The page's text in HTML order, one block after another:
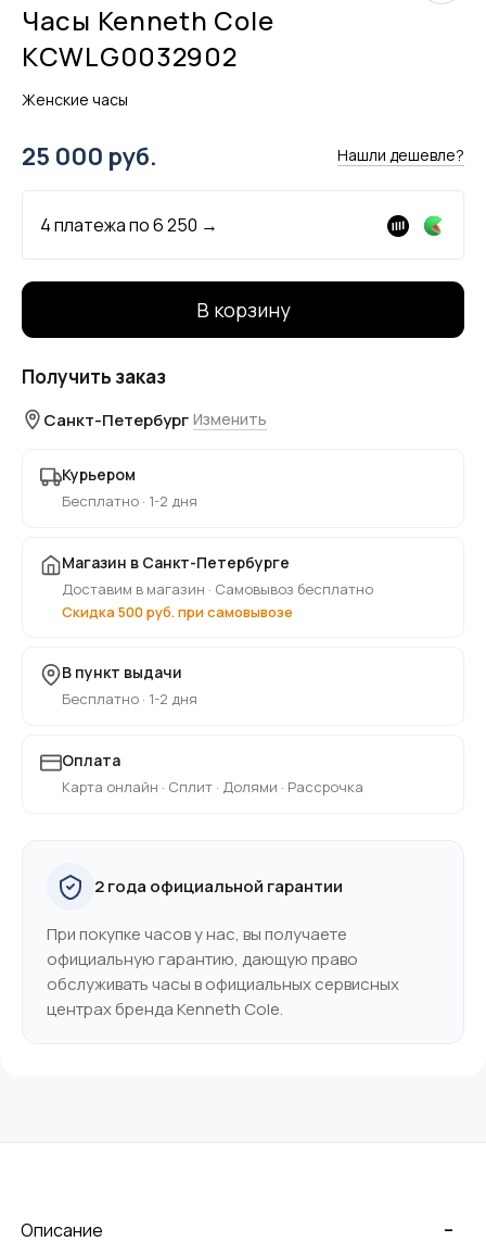
Часы Kenneth Cole
KCWLG0032902
Женские часы
25 000 руб. Нашли дешевле?
4 платежа по6 250 →
В корзину
Получить заказ
Санкт-Петербург Изменить
Курьером
Бесплатно · 1-2 дня
Магазин в Санкт-Петербурге
Доставим в магазин · Самовывоз бесплатно
Скидка 500 руб. при самовывозе
В пункт выдачи
Бесплатно · 1-2 дня
Оплата
Карта онлайн · Сплит · Долями · Рассрочка
2 года официальной гарантии
При покупке часов у нас, вы получаете
официальную гарантию, дающую право
обслуживать часы в официальных сервисных
центрах бренда Kenneth Cole.
-
Описание